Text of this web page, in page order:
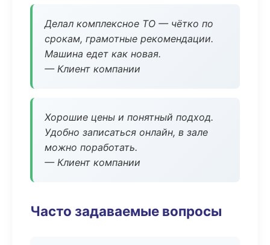
Делал комплексное ТО — чётко по
срокам, грамотные рекомендации.
Машина едет как новая.
— Клиент компании
Хорошие цены и понятный подход.
Удобно записаться онлайн, в зале
можно поработать.
— Клиент компании
Часто задаваемые вопросы